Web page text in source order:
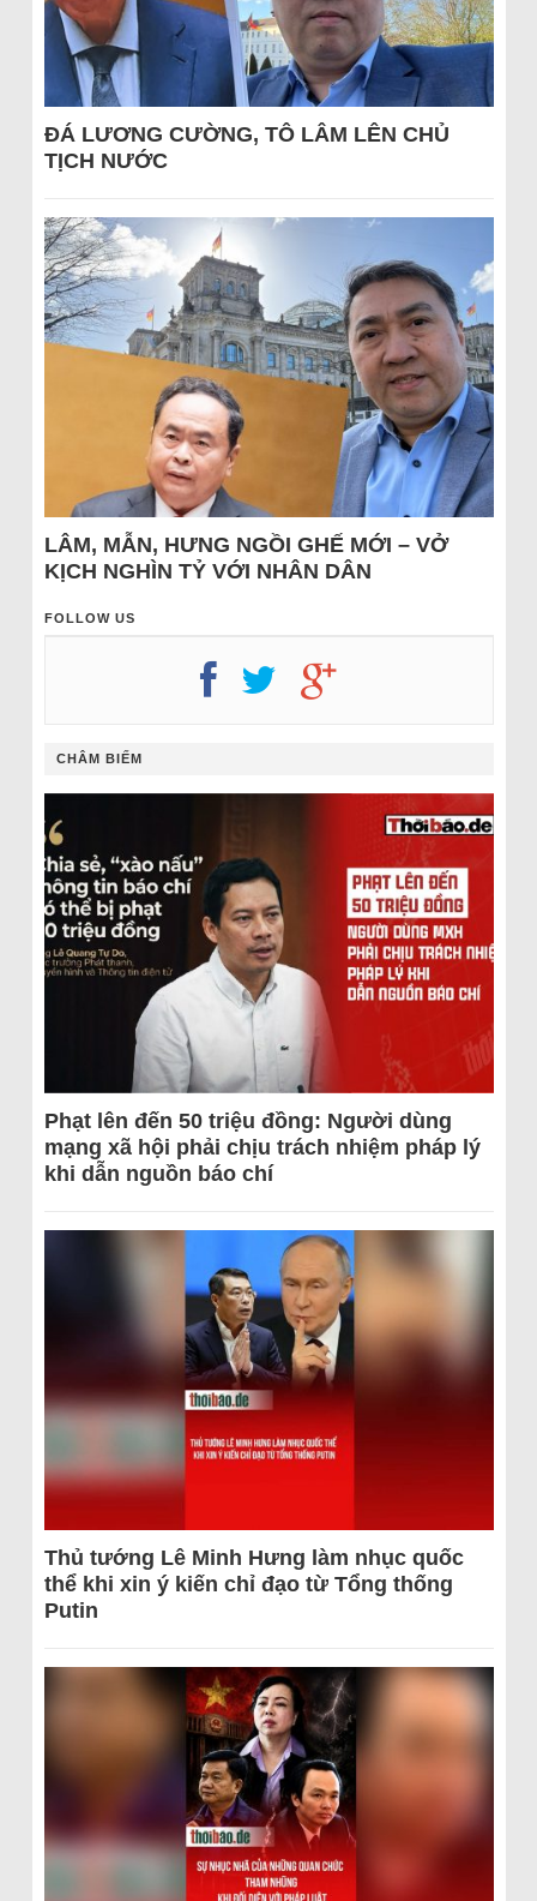
ĐÁ LƯƠNG CƯỜNG, TÔ LÂM LÊN CHỦ
TỊCH NƯỚC
LÂM, MẪN, HƯNG NGỒI GHẾ MỚI – VỞ
KỊCH NGHÌN TỶ VỚI NHÂN DÂN
FOLLOW US
CHÂM BIẾM
Phạt lên đến 50 triệu đồng: Người dùng
mạng xã hội phải chịu trách nhiệm pháp lý
khi dẫn nguồn báo chí
Thủ tướng Lê Minh Hưng làm nhục quốc
thể khi xin ý kiến chỉ đạo từ Tổng thống
Putin